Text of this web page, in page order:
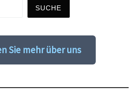
SUCHE
Sie mehr über uns